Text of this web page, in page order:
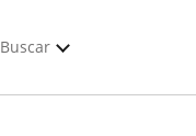
Buscar